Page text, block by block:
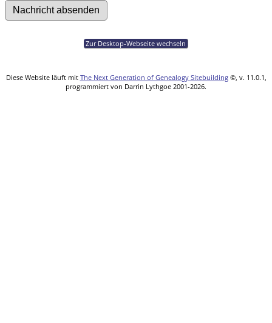
Zur Desktop-Webseite wechseln
Diese Website läuft mit The Next Generation of Genealogy Sitebuilding©, v. 11.0.1,
programmiert von Darrin Lythgoe 2001-2026.